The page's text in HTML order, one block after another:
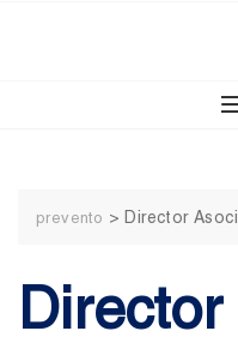
prevento > Director